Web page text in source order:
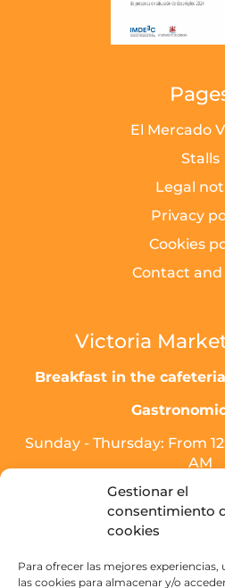
Gestionar el
consentimiento
cookies
Para ofrecer las mejores
las cookies para almacenar y/o
El Mercado
Stalls
Legal
Privacy
Cookies
Contact
Victoria
Breakfast in the
Sunday - Thursday: From
AM
Friday, Saturday, and the
From 12:00 PM
* Meal service will end
Drinks area